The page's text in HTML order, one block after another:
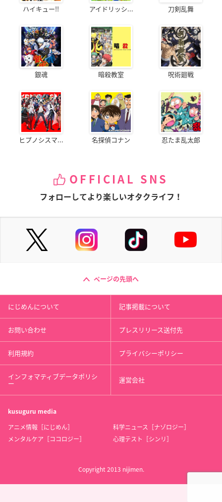
ハイキュー!! アイドリッシ... 刀剣乱舞
銀魂 暗殺教室 呪術廻戦
ヒプノシスマ... 名探偵コナン 忍たま乱太郎
OFFICIAL SNS
フォローしてより楽しいオタクライフ！
ページの先頭へ
にじめんについて 記事掲載について
お問い合わせ プレスリリース送付先
利用規約 プライバシーポリシー
インフォマティブデータポリシ
ー 運営会社
kusuguru media
アニメ情報［にじめん］
科学ニュース［ナゾロジー］
メンタルケア［ココロジー］
心理テスト［シンリ］
Copyright 2013 nijimen.